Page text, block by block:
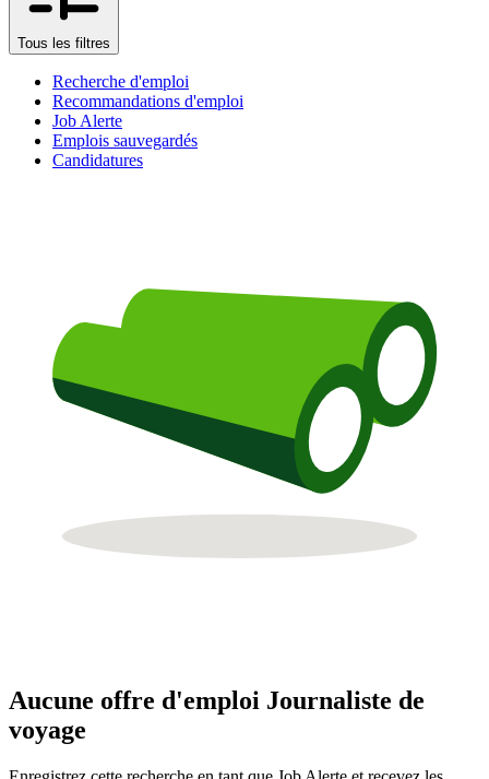
Tous les filtres
Recherche d'emploi
Recommandations d'emploi
Job Alerte
Emplois sauvegardés
Candidatures
Aucune offre d'emploi Journaliste de
voyage